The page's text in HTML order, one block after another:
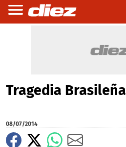
Tragedia Brasileña
08/07/2014